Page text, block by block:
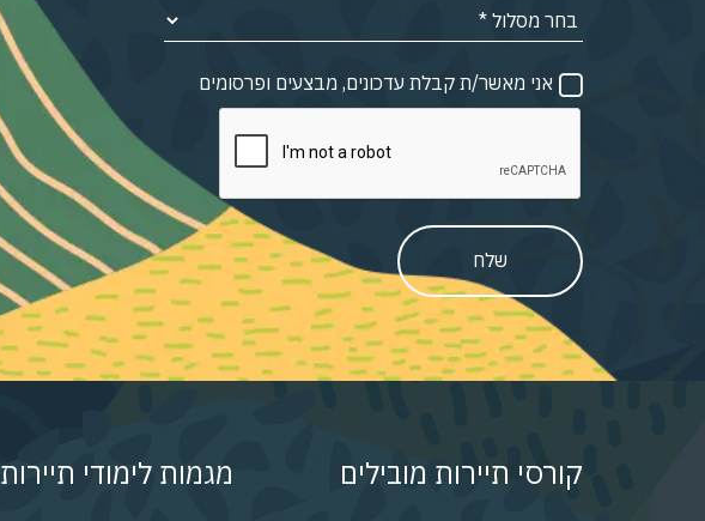
אני מאשר/ת קבלת עדכונים, מבצעים ופרסומים
שלח
קורסי תיירות מובילים מגמות לימודי תיירות